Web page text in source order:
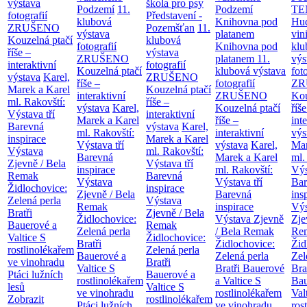
výstava
fotografií
ZRUŠENO
Kouzelná ptačí
říše –
interaktivní
výstava Karel,
Marek a Karel
ml. Rakovští:
Výstava tří
Barevná
inspirace
Výstava
Zjevně / Bela
Remak
Židlochovice:
Zelená perla
Bratři
Bauerové a
Valtice S
rostlinolékařem
ve vinohradu
Ptáci lužních
lesů
Zobrazit
Podzemí 11.
klubová
výstava
fotografií
ZRUŠENO
Kouzelná ptačí
říše –
interaktivní
výstava Karel,
Marek a Karel
ml. Rakovští:
Výstava tří
Barevná
inspirace
Výstava
Zjevně / Bela
Remak
Židlochovice:
Zelená perla
Bratři
Bauerové a
Valtice S
rostlinolékařem
ve vinohradu
škola pro psy
Představení -
Pozemšťan 11.
klubová
výstava
fotografií
ZRUŠENO
Kouzelná ptačí
říše –
interaktivní
výstava Karel,
Marek a Karel
ml. Rakovští:
Výstava tří
Barevná
inspirace
Výstava
Zjevně / Bela
Remak
Židlochovice:
Zelená perla
Bratři
Bauerové a
Valtice S
rostlinolékařem
Podzemí
Knihovna pod
platanem
Knihovna pod
platanem 11.
klubová výstava
fotografií
ZRUŠENO
Kouzelná ptačí
říše –
interaktivní
výstava Karel,
Marek a Karel
ml. Rakovští:
Výstava tří
Barevná
inspirace
Výstava Zjevně
/ Bela Remak
Židlochovice:
Zelená perla
Bratři Bauerové
a Valtice S
rostlinolékařem
ml.